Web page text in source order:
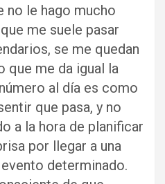
no le hago mucho
me suele pasar
se me quedan
que me da igual la
al día es como
que pasa, y no
a la hora de planificar
por llegar a una
determinado.